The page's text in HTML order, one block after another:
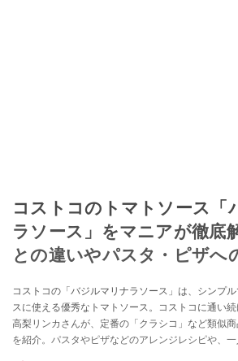
コストコのトマトソース「
ラソース」をマニアが徹底
との違いやパスタ・ピザへ
コストコの「バジルマリナラソース」は、シンプ
スに使える優秀なトマトソース。コストコに通い
高梨リンカさんが、定番の「クラシコ」など類似
を紹介。パスタやピザなどのアレンジレシピや、